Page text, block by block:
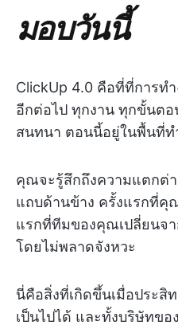
มอบวันนี้
ClickUp 4.0 คือที่ที่การท
อีกต่อไป ทุกงาน ทุกขั้นตอ
สนทนา ตอนนี้อยู่ในพื้นที่ท
คุณจะรู้สึกถึงความแตกต่
แถบด้านข้าง ครั้งแรกที่คุ
แรกที่ทีมของคุณเปลี่ยนจ
โดยไม่พลาดจังหวะ
นี่คือสิ่งที่เกิดขึ้นเมื่อประสิ
เป็นไปได้ และทั้งบริษัทข